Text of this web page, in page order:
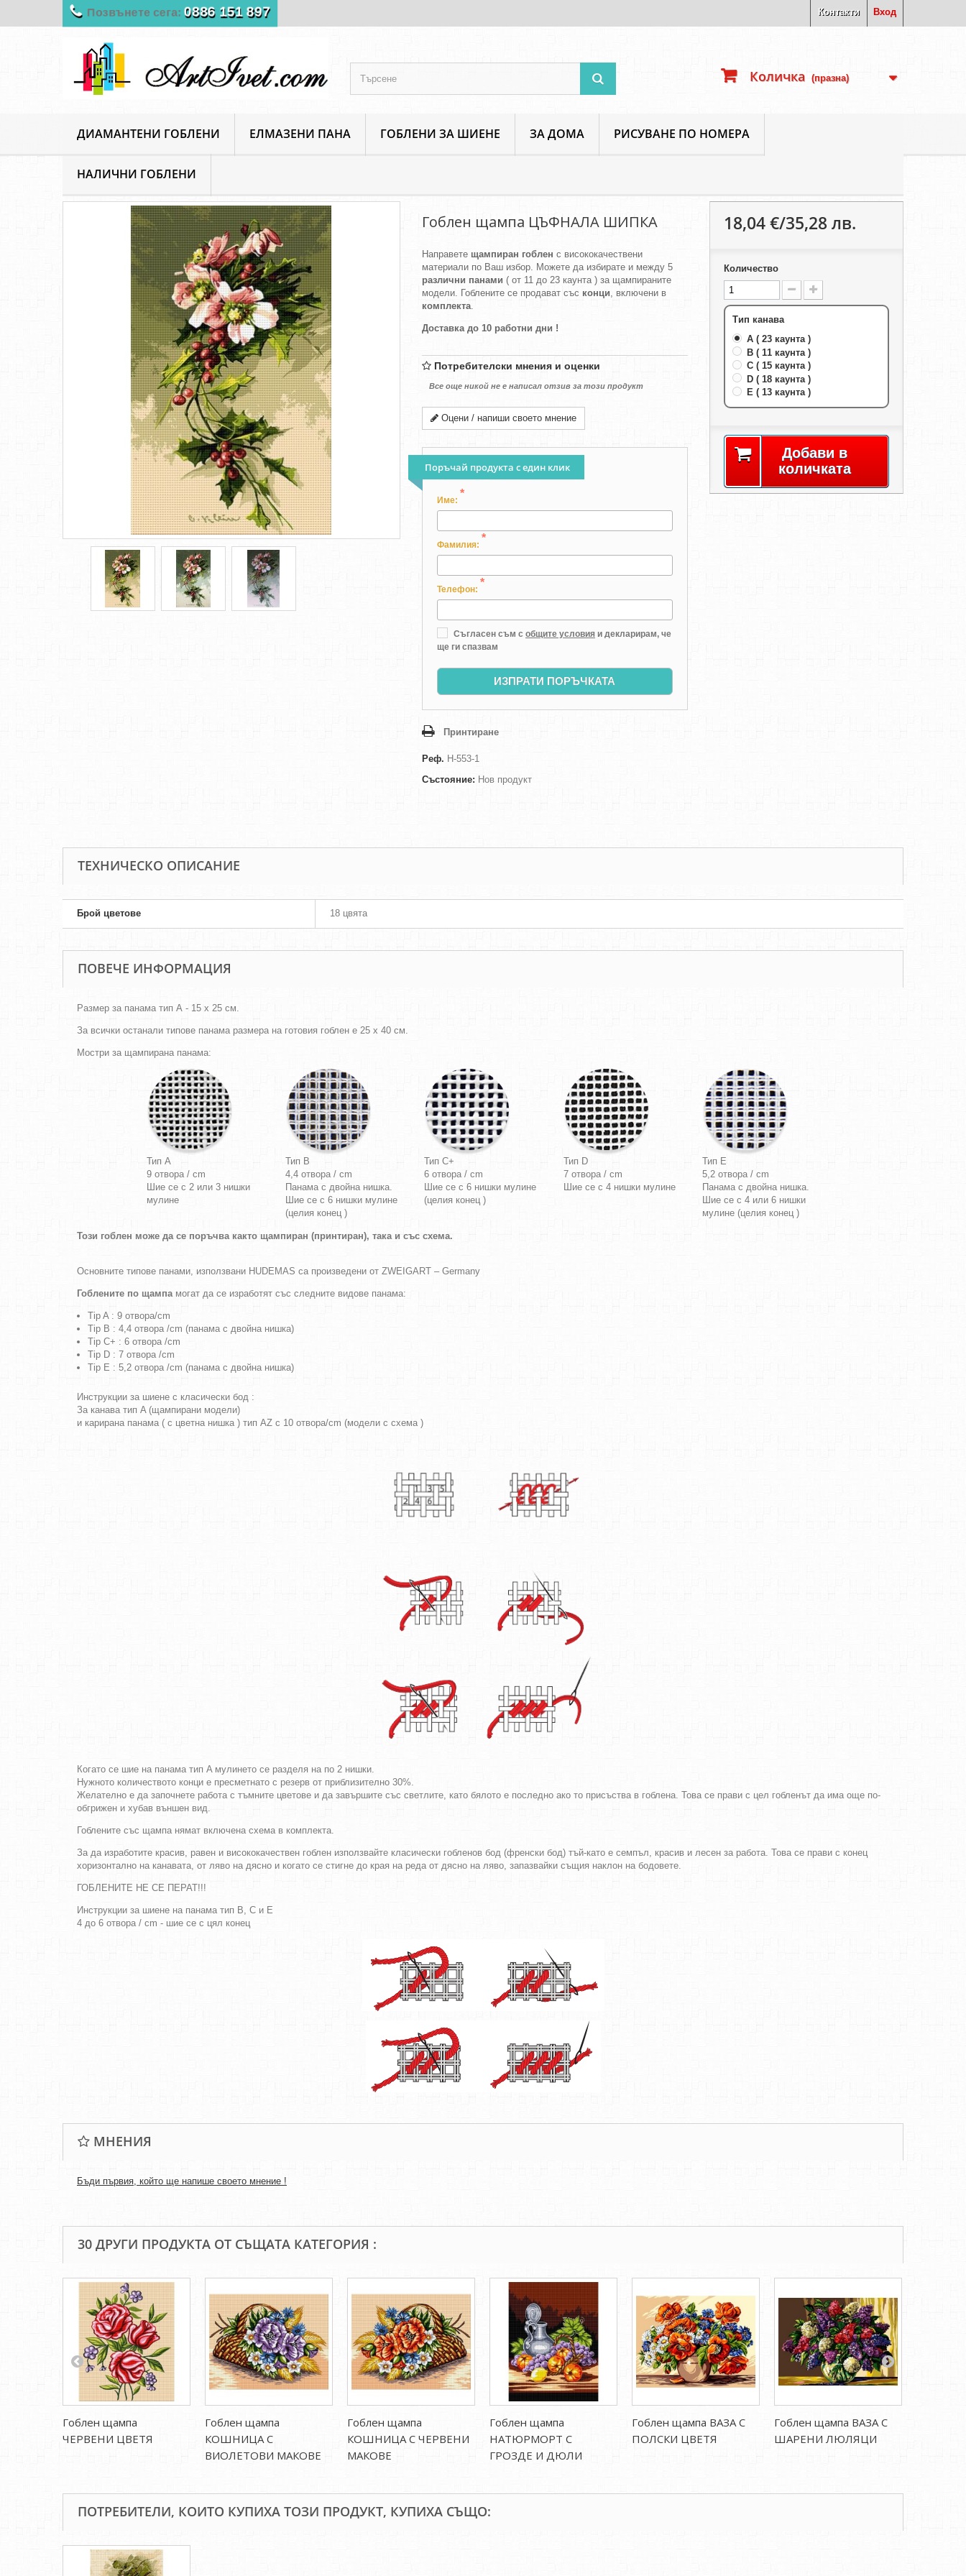
Вход
Контакти
Позвънете сега: 0886 151 897
ДИАМАНТЕНИ ГОБЛЕНИ ЕЛМАЗЕНИ ПАНА ГОБЛЕНИ ЗА ШИЕНЕ ЗА ДОМА РИСУВАНЕ ПО НОМЕРА
НАЛИЧНИ ГОБЛЕНИ
Количка (празна)
ArtIvet Гоблени за шиене
Гоблен щампа ЦЪФНАЛА ШИПКА
Направете щампиран гоблен с висококачествени
материали по Ваш избор. Можете да избирате и между 5
различни панами ( от 11 до 23 каунта ) за щампираните
модели. Гоблените се продават със конци, включени в
комплекта.
Доставка до 10 работни дни !
Потребителски мнения и оценки
Все още никой не е написал отзив за този продукт
Оцени / напиши своето мнение
Поръчай продукта с един клик
Име:
*
Фамилия:
*
Телефон:
*
Съгласен съм с общите условия и декларирам, че
ще ги спазвам
ИЗПРАТИ ПОРЪЧКАТА
Принтиране
Реф. H-553-1
Състояние: Нов продукт
18,04 €/35,28 лв.
Количество
Тип канава
A ( 23 каунта )
B ( 11 каунта )
C ( 15 каунта )
D ( 18 каунта )
E ( 13 каунта )
Добави в
количката
ТЕХНИЧЕСКО ОПИСАНИЕ
Брой цветове 18 цвята
ПОВЕЧЕ ИНФОРМАЦИЯ
Размер за панама тип А - 15 х 25 см.
За всички останали типове панама размера на готовия гоблен е 25 х 40 см.
Мостри за щампирана панама:
Тип A
9 отвора / cm
Шие се с 2 или 3 нишки
мулине
Тип B
4,4 отвора / cm
Панама с двойна нишка.
Шие се с 6 нишки мулине
(целия конец )
Тип C+
6 отвора / cm
Шие се с 6 нишки мулине
(целия конец )
Тип D
7 отвора / cm
Шие се с 4 нишки мулине
Тип E
5,2 отвора / cm
Панама с двойна нишка.
Шие се с 4 или 6 нишки
мулине (целия конец )
Този гоблен може да се поръчва както щампиран (принтиран), така и със схема.
Основните типове панами, използвани HUDEMAS са произведени от ZWEIGART – Germany
Гоблените по щампамогат да се изработят със следните видове панама:
Tip A : 9 отвора/cm
Tip B : 4,4 отвора /cm (панама с двойна нишка)
Tip C+ : 6 отвора /cm
Tip D : 7 отвора /cm
Tip E : 5,2 отвора /cm (панама с двойна нишка)
Инструкции за шиене с класически бод :
За канава тип A (щампирани модели)
и карирана панама ( с цветна нишка ) тип AZ с 10 отвора/cm (модели с схема )
Когато се шие на панама тип A мулинето се разделя на по 2 нишки.
Нужното количеството конци е пресметнато с резерв от приблизително 30%.
Желателно е да започнете работа с тъмните цветове и да завършите със светлите, като бялото е последно ако то присъства в гоблена. Това се прави с цел гобленът да има още по-
обгрижен и хубав външен вид.
Гоблените със щампа нямат включена схема в комплекта.
За да изработите красив, равен и висококачествен гоблен използвайте класически гобленов бод (френски бод) тъй-като е семпъл, красив и лесен за работа. Това се прави с конец
хоризонтално на канавата, от ляво на дясно и когато се стигне до края на реда от дясно на ляво, запазвайки същия наклон на бодовете.
ГОБЛЕНИТЕ НЕ СЕ ПЕРАТ!!!
Инструкции за шиене на панама тип B, C и E
4 до 6 отвора / cm - шие се с цял конец
МНЕНИЯ
Бъди първия, който ще напише своето мнение !
30 ДРУГИ ПРОДУКТА ОТ СЪЩАТА КАТЕГОРИЯ :
Гоблен щампа
ЧЕРВЕНИ ЦВЕТЯ
Гоблен щампа
КОШНИЦА С
ВИОЛЕТОВИ МАКОВЕ
Гоблен щампа
КОШНИЦА С ЧЕРВЕНИ
МАКОВЕ
Гоблен щампа
НАТЮРМОРТ С
ГРОЗДЕ И ДЮЛИ
Гоблен щампа ВАЗА С
ПОЛСКИ ЦВЕТЯ
Гоблен щампа ВАЗА С
ШАРЕНИ ЛЮЛЯЦИ
ПОТРЕБИТЕЛИ, КОИТО КУПИХА ТОЗИ ПРОДУКТ, КУПИХА СЪЩО: